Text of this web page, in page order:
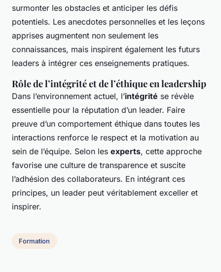
surmonter les obstacles et anticiper les défis
potentiels. Les anecdotes personnelles et les leçons
apprises augmentent non seulement les
connaissances, mais inspirent également les futurs
leaders à intégrer ces enseignements pratiques.
Rôle de l’intégrité et de l’éthique en leadership
Dans l’environnement actuel, l’intégrité se révèle
essentielle pour la réputation d’un leader. Faire
preuve d’un comportement éthique dans toutes les
interactions renforce le respect et la motivation au
sein de l’équipe. Selon les experts, cette approche
favorise une culture de transparence et suscite
l’adhésion des collaborateurs. En intégrant ces
principes, un leader peut véritablement exceller et
inspirer.
Formation